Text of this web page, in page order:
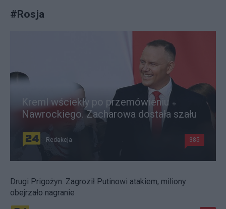
#Rosja
Kreml wściekły po przemówieniu
Nawrockiego. Zacharowa dostała szału
Redakcja 385
Drugi Prigożyn. Zagroził Putinowi atakiem, miliony
obejrzało nagranie